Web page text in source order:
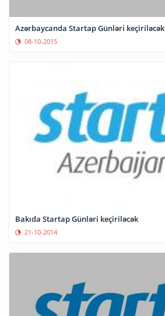
Azərbaycanda Startap Günləri keçiriləcək
08-10-2015
Bakıda Startap Günləri keçiriləcək
21-10-2014